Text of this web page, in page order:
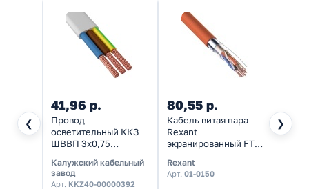
❮ ❯
41,96 р.
Провод
осветительный ККЗ
ШВВП 3х0,75
7399
Калужский кабельный
завод
Арт. KKZ40-00000392
80,55 р.
Кабель витая пара
Rexant
экранированный FTP
cat 5e CU ZH 8 жил
оранжевый [305м]
Rexant
Арт. 01-0150